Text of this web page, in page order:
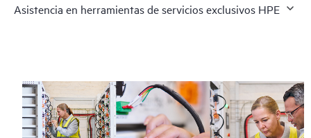
Asistencia en herramientas de servicios exclusivos HPE